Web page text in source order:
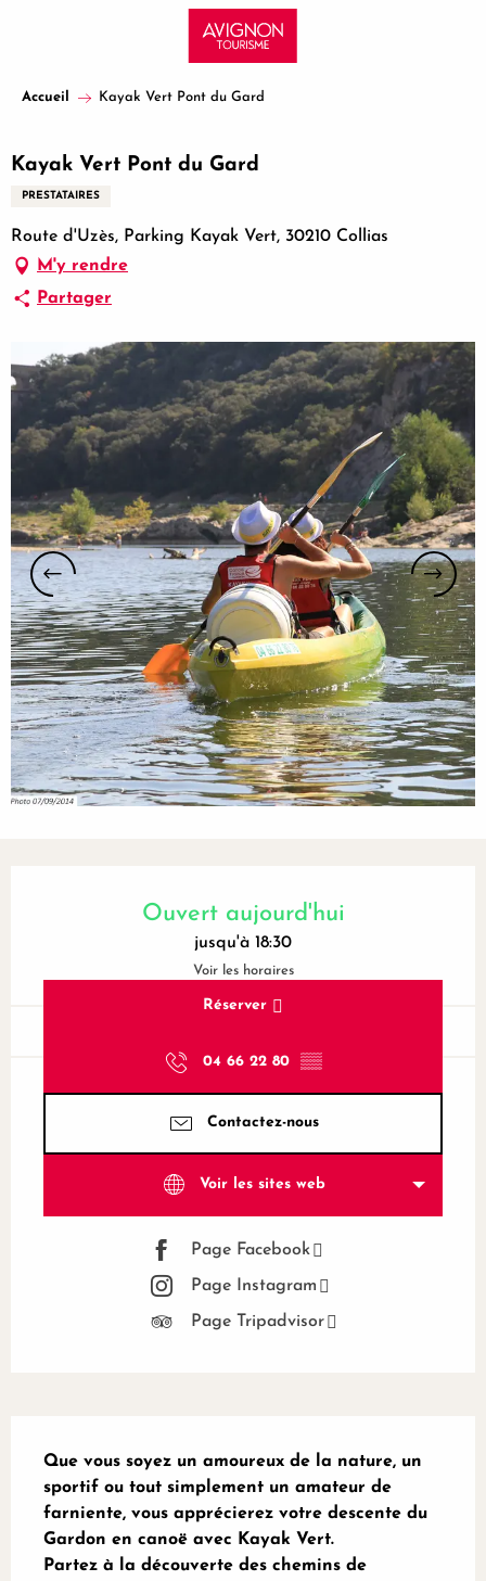
principal
Accueil Kayak Vert Pont du Gard
Kayak Vert Pont du Gard
PRESTATAIRES
Route d'Uzès, Parking Kayak Vert, 30210 Collias
M'y rendre
Partager
Ouvert aujourd'hui
jusqu'à 18:30
Voir les horaires
Réserver
04 66 22 80 ▒▒
Contactez-nous
Voir les sites web
Page Facebook
Page Instagram
Page Tripadvisor
Que vous soyez un amoureux de la nature, un
sportif ou tout simplement un amateur de
farniente, vous apprécierez votre descente du
Gardon en canoë avec Kayak Vert.
Partez à la découverte des chemins de